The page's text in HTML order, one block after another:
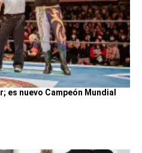
es nuevo Campeón Mundial